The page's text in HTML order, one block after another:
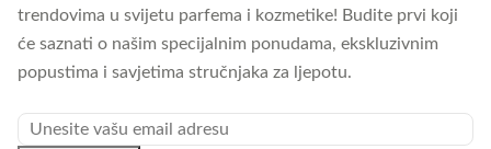
trendovima u svijetu parfema i kozmetike! Budite prvi koji
će saznati o našim specijalnim ponudama, ekskluzivnim
popustima i savjetima stručnjaka za ljepotu.
EMAIL